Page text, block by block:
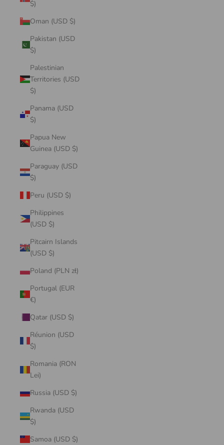
$)
Oman (USD $)
Pakistan (USD
$)
Palestinian
Territories (USD
$)
Panama (USD
$)
Papua New
Guinea (USD $)
Paraguay (USD
$)
Peru (USD $)
Philippines
(USD $)
Pitcairn Islands
(USD $)
Poland (PLN zł)
Portugal (EUR
€)
Qatar (USD $)
Réunion (USD
$)
Romania (RON
Lei)
Russia (USD $)
Rwanda (USD
$)
Samoa (USD $)